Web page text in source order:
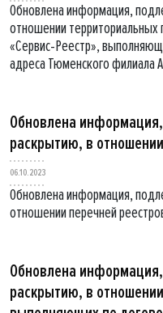
Обновлена информация,
отношении
«Сервис-Реестр»,
адреса Тюменского филиала
Обновлена
раскрытию, в
06.10.2023
Обновлена информация,
отношении перечней
Обновлена
раскрытию, в